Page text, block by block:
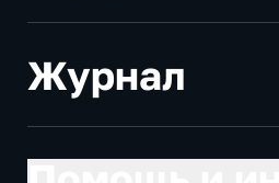
Журнал